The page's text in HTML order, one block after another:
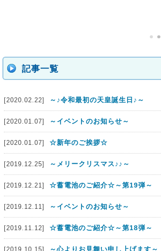
記事一覧
[2020.02.22] ～♪令和最初の天皇誕生日♪～
[2020.01.07] ～イベントのお知らせ～
[2020.01.07] ☆新年のご挨拶☆
[2019.12.25] ～メリークリスマス♪♪～
[2019.12.21] ☆蓄電池のご紹介☆～第19弾～
[2019.12.11] ～イベントのお知らせ～
[2019.11.12] ☆蓄電池のご紹介☆～第18弾～
[2019.10.15] ～心よりお見舞い申し上げます～